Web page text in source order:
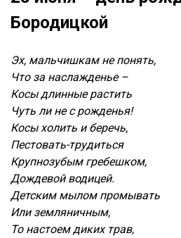
Бородицкой
Эх, мальчишкам не понять,
Что за наслажденье –
Косы длинные растить
Чуть ли не с рожденья!
Косы холить и беречь,
Пестовать-трудиться
Крупнозубым гребешком,
Дождевой водицей.
Детским мылом промывать
Или земляничным,
То настоем диких трав,